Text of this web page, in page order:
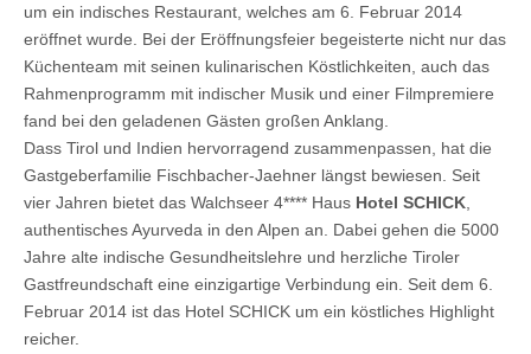
um ein indisches Restaurant, welches am 6. Februar 2014
eröffnet wurde. Bei der Eröffnungsfeier begeisterte nicht nur das
Küchenteam mit seinen kulinarischen Köstlichkeiten, auch das
Rahmenprogramm mit indischer Musik und einer Filmpremiere
fand bei den geladenen Gästen großen Anklang.
Dass Tirol und Indien hervorragend zusammenpassen, hat die
Gastgeberfamilie Fischbacher-Jaehner längst bewiesen. Seit
vier Jahren bietet das Walchseer 4**** Haus Hotel SCHICK
authentisches Ayurveda in den Alpen an. Dabei gehen die 5000
Jahre alte indische Gesundheitslehre und herzliche Tiroler
Gastfreundschaft eine einzigartige Verbindung ein. Seit dem 6.
Februar 2014 ist das Hotel SCHICK um ein köstliches Highlight
reicher.